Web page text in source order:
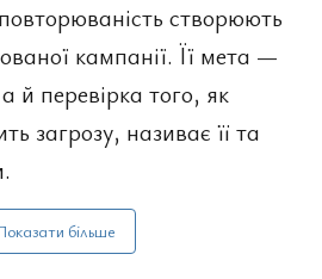
створюють
кампанії. Її мета —
й перевірка того, як
загрозу, називає її та
більше